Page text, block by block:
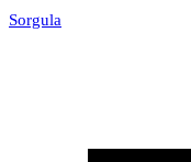
Sorgula